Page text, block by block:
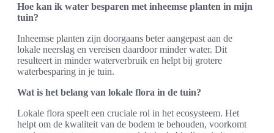
Hoe kan ik water besparen met inheemse planten in mijn
tuin?
Inheemse planten zijn doorgaans beter aangepast aan de
lokale neerslag en vereisen daardoor minder water. Dit
resulteert in minder waterverbruik en helpt bij grotere
waterbesparing in je tuin.
Wat is het belang van lokale flora in de tuin?
Lokale flora speelt een cruciale rol in het ecosysteem. Het
helpt om de kwaliteit van de bodem te behouden, voorkomt